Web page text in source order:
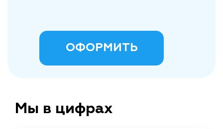
ОФОРМИТЬ
Мы в цифрах